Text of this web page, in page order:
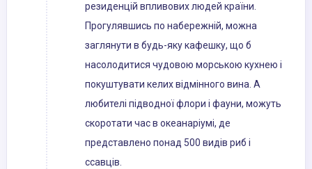
резиденцій впливових людей країни.
Прогулявшись по набережній, можна
заглянути в будь-яку кафешку, що б
насолодитися чудовою морською кухнею і
покуштувати келих відмінного вина. А
любителі підводної флори і фауни, можуть
скоротати час в океанаріумі, де
представлено понад 500 видів риб і
ссавців.